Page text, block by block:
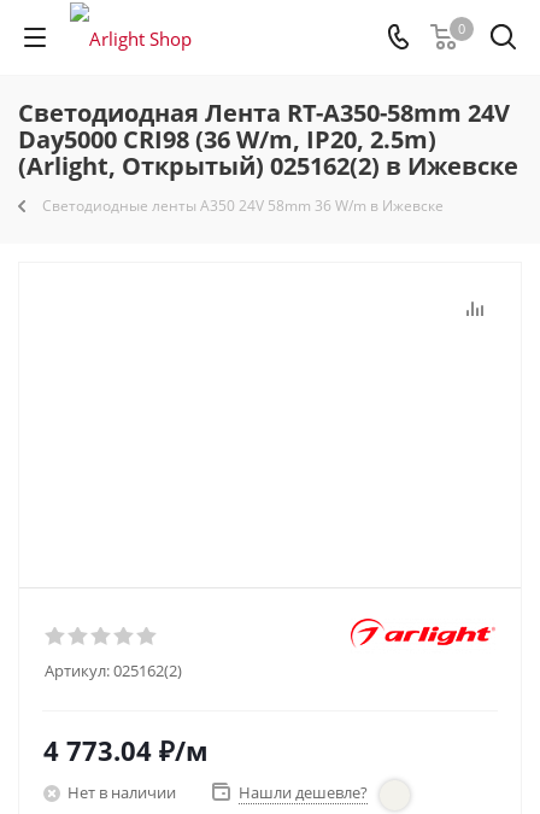
0
Светодиодная Лента RT-A350-58mm 24V
Day5000 CRI98 (36 W/m, IP20, 2.5m)
(Arlight, Открытый) 025162(2) в Ижевске
Светодиодные ленты A350 24V 58mm 36 W/m в Ижевске
Артикул:025162(2)
4 773.04 ₽/м
Нет в наличии Нашли дешевле?